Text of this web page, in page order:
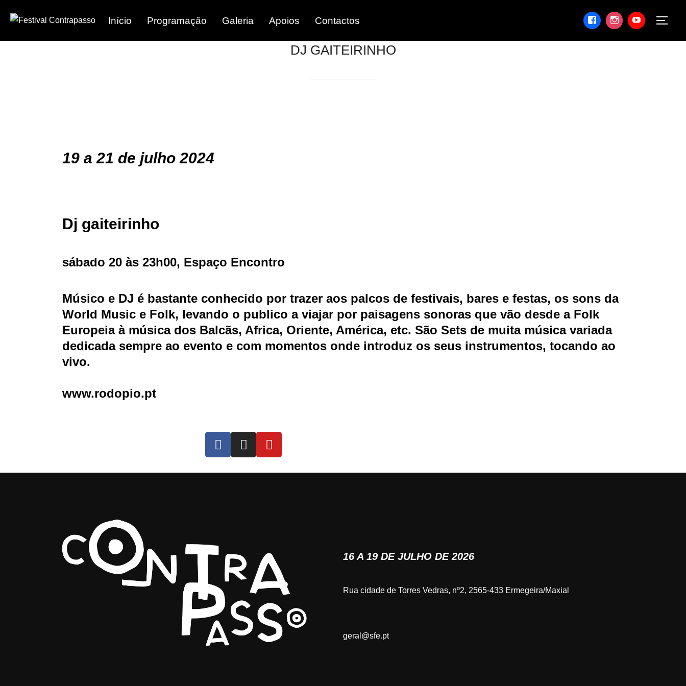
Início Programação Galeria Apoios Contactos
DJ GAITEIRINHO
19 a 21 de julho 2024
Dj gaiteirinho
sábado 20 às 23h00, Espaço Encontro
Músico e DJ é bastante conhecido por trazer aos palcos de festivais, bares e festas, os sons da
World Music e Folk, levando o publico a viajar por paisagens sonoras que vão desde a Folk
Europeia à música dos Balcãs, Africa, Oriente, América, etc. São Sets de muita música variada
dedicada sempre ao evento e com momentos onde introduz os seus instrumentos, tocando ao
vivo.
www.rodopio.pt
16 A 19 DE JULHO DE 2026
Rua cidade de Torres Vedras, nº2, 2565-433 Ermegeira/Maxial
geral@sfe.pt